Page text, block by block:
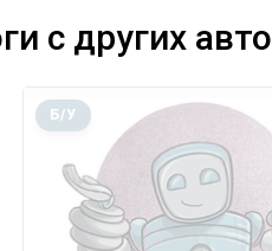
с других авто
Б/У